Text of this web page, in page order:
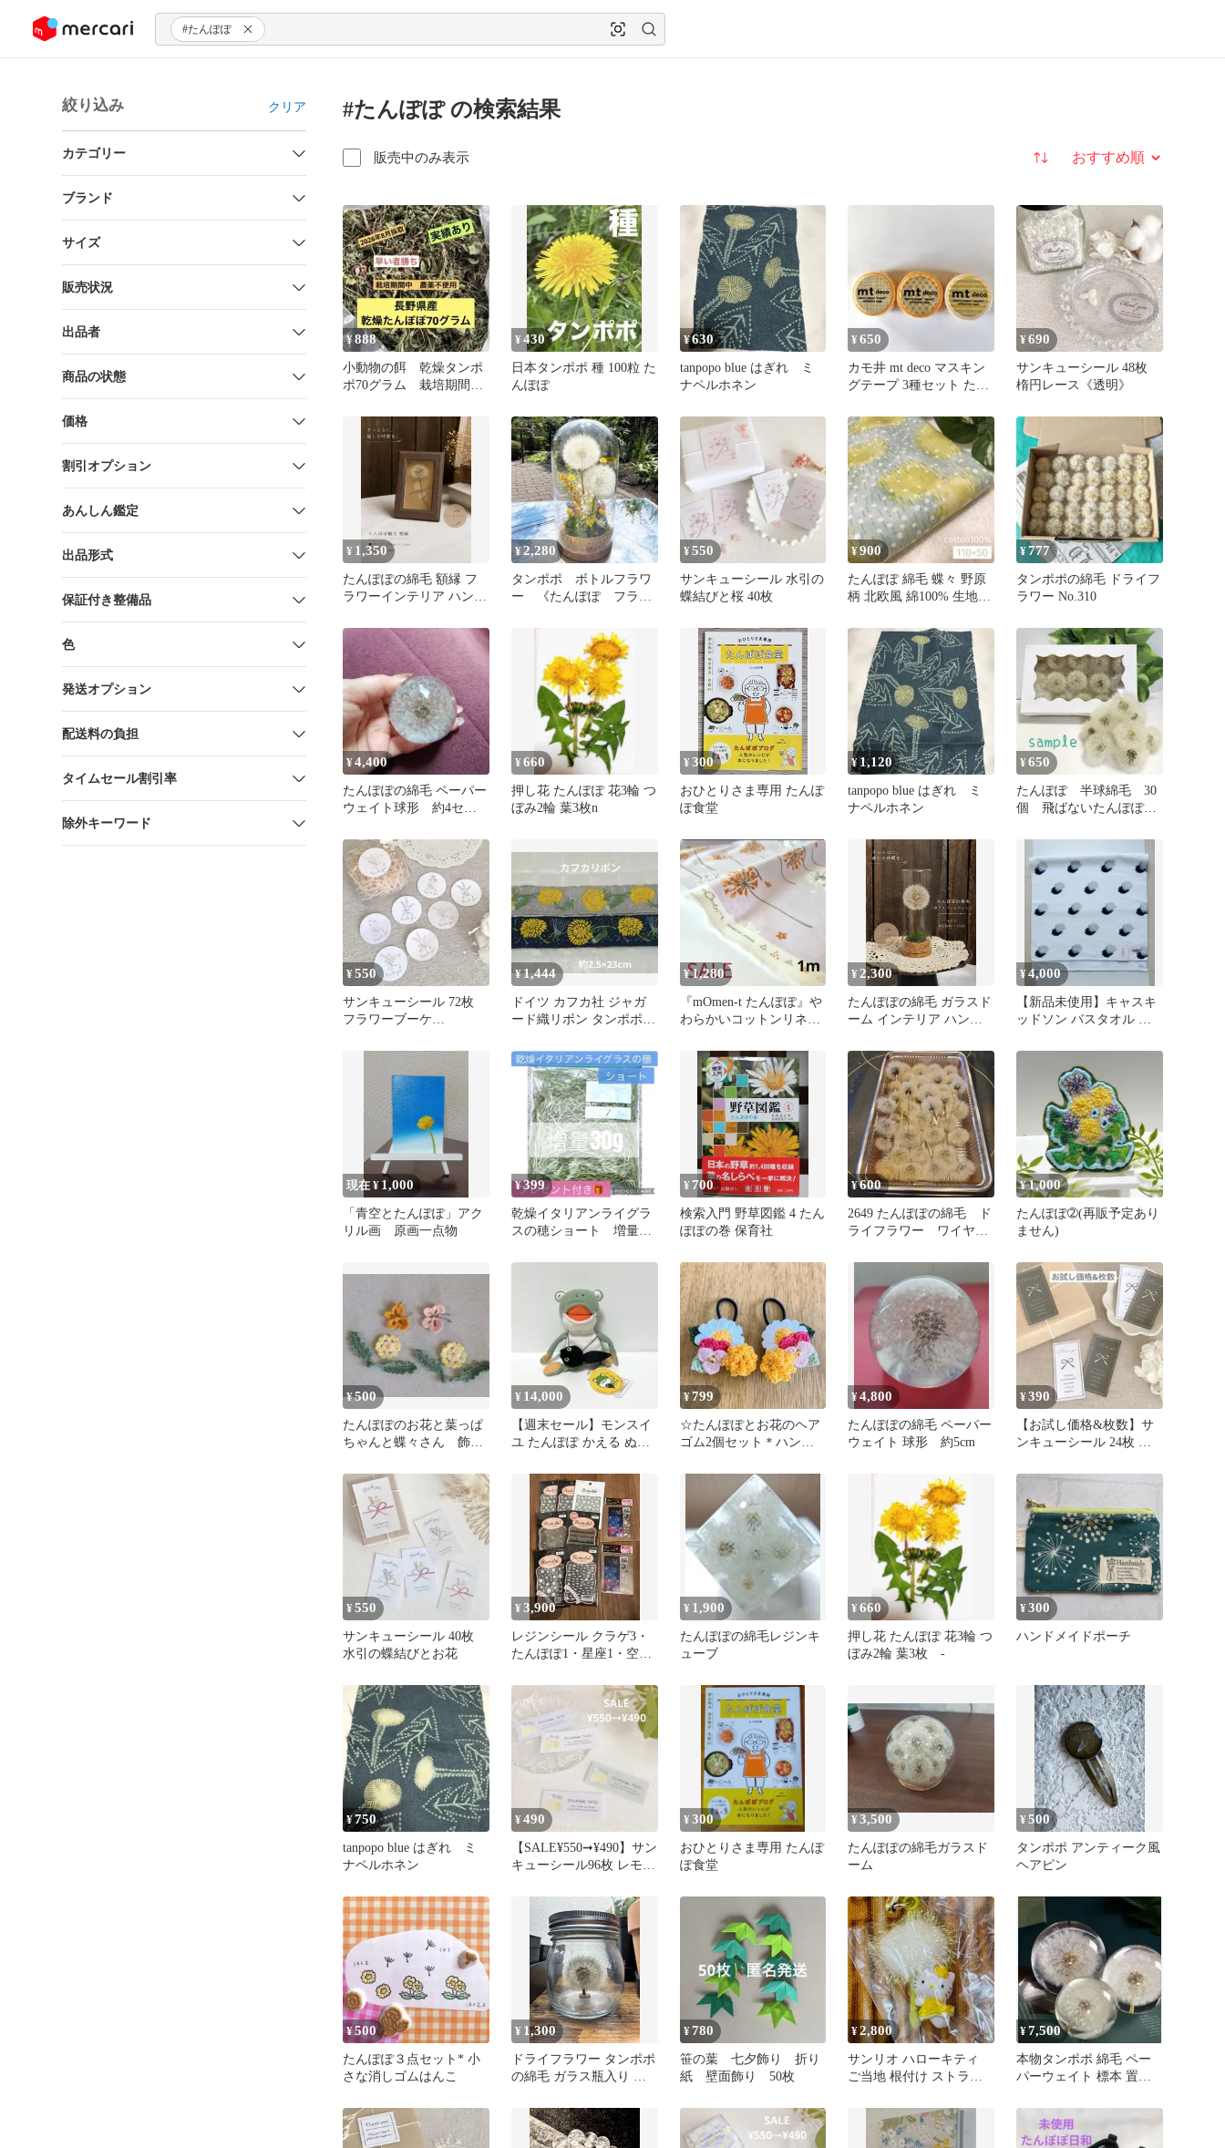
ツにスキップ #たんぽぽ
絞り込み クリア
カテゴリー
ブランド
サイズ
販売状況
出品者
商品の状態
価格
割引オプション
あんしん鑑定
出品形式
保証付き整備品
色
発送オプション
配送料の負担
タイムセール割引率
除外キーワード
#たんぽぽ の検索結果
販売中のみ表示 並び替え
¥888
小動物の餌 乾燥タンポ
ポ70グラム 栽培期間
¥430
日本タンポポ 種 100粒 た
んぽぽ
¥630
tanpopo blue はぎれ ミ
ナペルホネン
¥650
カモ井 mt deco マスキン
グテープ 3種セット たん
¥690
サンキューシール 48枚
楕円レース《透明》
¥ 1,350
たんぽぽの綿毛 額縁 フ
ラワーインテリア ハンド
¥2,280
タンポポ ボトルフラワ
ー 《たんぽぽ フラワ
¥550
サンキューシール 水引の
蝶結びと桜 40枚
¥900
たんぽぽ 綿毛 蝶々 野原
柄 北欧風 綿100% 生地
¥777
タンポポの綿毛 ドライフ
ラワー No.310
¥4,400
たんぽぽの綿毛 ペーパー
ウェイト球形 約4セン
¥660
押し花 たんぽぽ 花3輪 つ
ぼみ2輪 葉3枚n
¥300
おひとりさま専用 たんぽ
ぽ食堂
¥1,120
tanpopo blue はぎれ ミ
ナペルホネン
¥650
たんぽぽ 半球綿毛 30
個 飛ばないたんぽぽ綿
No.14
¥550
サンキューシール 72枚
フラワーブーケ
¥1,444
ドイツ カフカ社 ジャガ
ード織リボン タンポポ柄
¥1,280
『mOmen-t たんぽぽ』や
わらかいコットンリネン
¥ 2,300
たんぽぽの綿毛 ガラスド
ーム インテリア ハンド
¥4,000
【新品未使用】キャスキ
ッドソン バスタオル 水
現在 ¥ 1,000
「青空とたんぽぽ」アク
リル画 原画一点物
¥399
乾燥イタリアンライグラ
スの穂ショート 増量
薬
¥ 700
検索入門 野草図鑑 4 たん
ぽぽの巻 保育社
¥600
2649 たんぽぽの綿毛 ド
ライフラワー ワイヤー
¥1,000
たんぽぽ➁(再販予定あり
ません)
¥500
たんぽぽのお花と葉っぱ
ちゃんと蝶々さん 飾り
¥ 14,000
【週末セール】モンスイ
ユ たんぽぽ かえる ぬい
¥799
☆たんぽぽとお花のヘア
ゴム2個セット＊ハンド
160＊
¥4,800
たんぽぽの綿毛 ペーパー
ウェイト 球形 約5cm
¥390
【お試し価格&枚数】サ
ンキューシール 24枚 シ
ン】
¥550
サンキューシール 40枚
水引の蝶結びとお花
¥3,900
レジンシール クラゲ3・
たんぽぽ1・星座1・空
セット
¥ 1,900
たんぽぽの綿毛レジンキ
ューブ
¥660
押し花 たんぽぽ 花3輪 つ
ぼみ2輪 葉3枚 -
¥300
ハンドメイドポーチ
¥750
tanpopo blue はぎれ ミ
ナペルホネン
¥490
【SALE¥550➞¥490】サン
キューシール96枚 レモン
¥300
おひとりさま専用 たんぽ
ぽ食堂
¥3,500
たんぽぽの綿毛ガラスド
ーム
¥500
タンポポ アンティーク風
ヘアピン
¥500
たんぽぽ３点セット* 小
さな消しゴムはんこ
¥ 1,300
ドライフラワー タンポポ
の綿毛 ガラス瓶入り イ
¥780
笹の葉 七夕飾り 折り
紙 壁面飾り 50枚
¥2,800
サンリオ ハローキティ
ご当地 根付け ストラッ
¥7,500
本物タンポポ 綿毛 ペー
パーウェイト 標本 置物
貨 芸術